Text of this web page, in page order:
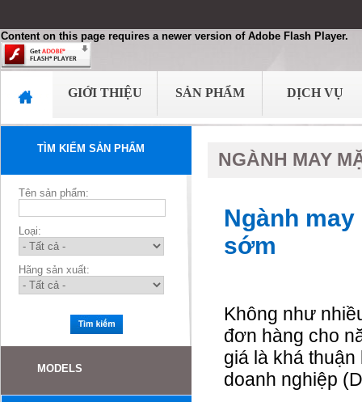
Content on this page requires a newer version of Adobe Flash Player.
GIỚI THIỆU SẢN PHẨM DỊCH VỤ
TÌM KIẾM SẢN PHẨM
Tên sản phẩm:
Loại:
Hãng sản xuất:
MODELS
NGÀNH MAY
Ngành
sớm
Không như
đơn hàng cho
giá là khá
doanh nghiệp